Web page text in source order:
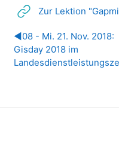
Zur Lektion
◀︎08 - Mi. 21. Nov. 2018:
Gisday 2018 im